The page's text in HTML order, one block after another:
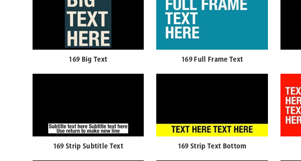
169 Big Text 169 Full Frame Text
169 Strip Subtitle Text 169 Strip Text Bottom